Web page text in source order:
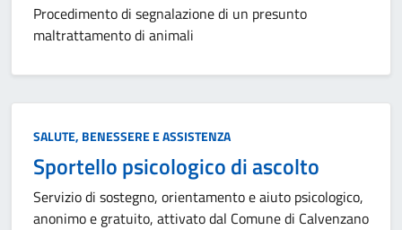
Procedimento di segnalazione di un presunto
maltrattamento di animali
Categoria:
SALUTE, BENESSERE E ASSISTENZA
Sportello psicologico di ascolto
Servizio di sostegno, orientamento e aiuto psicologico,
anonimo e gratuito, attivato dal Comune di Calvenzano